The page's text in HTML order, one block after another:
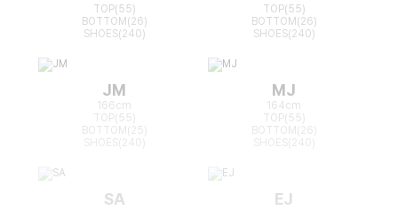
TOP(55)
BOTTOM(26)
SHOES(240)
TOP(55)
BOTTOM(26)
SHOES(240)
JM
166cm
TOP(55)
BOTTOM(25)
MJ
164cm
TOP(55)
BOTTOM(26)
SA EJ